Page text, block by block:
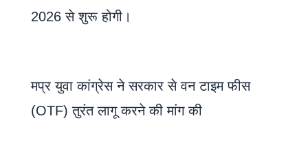
2026 से शुरू होगी।
मप्र युवा कांग्रेस ने सरकार से वन टाइम फीस
(OTF) तुरंत लागू करने की मांग की